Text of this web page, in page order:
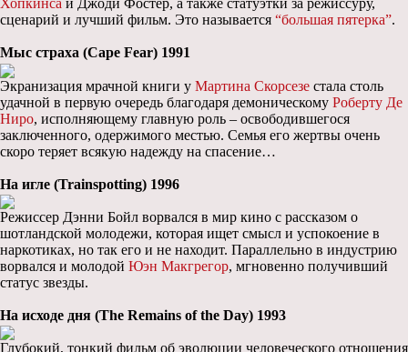
Хопкинса и Джоди Фостер, а также статуэтки за режиссуру,
сценарий и лучший фильм. Это называется “большая пятерка”.
Мыс страха (Cape Fear) 1991
Экранизация мрачной книги у Мартина Скорсезе стала столь
удачной в первую очередь благодаря демоническому Роберту Де
Ниро, исполняющему главную роль – освободившегося
заключенного, одержимого местью. Семья его жертвы очень
скоро теряет всякую надежду на спасение…
На игле (Trainspotting) 1996
Режиссер Дэнни Бойл ворвался в мир кино с рассказом о
шотландской молодежи, которая ищет смысл и успокоение в
наркотиках, но так его и не находит. Параллельно в индустрию
ворвался и молодой Юэн Макгрегор, мгновенно получивший
статус звезды.
На исходе дня (The Remains of the Day) 1993
Глубокий, тонкий фильм об эволюции человеческого отношения